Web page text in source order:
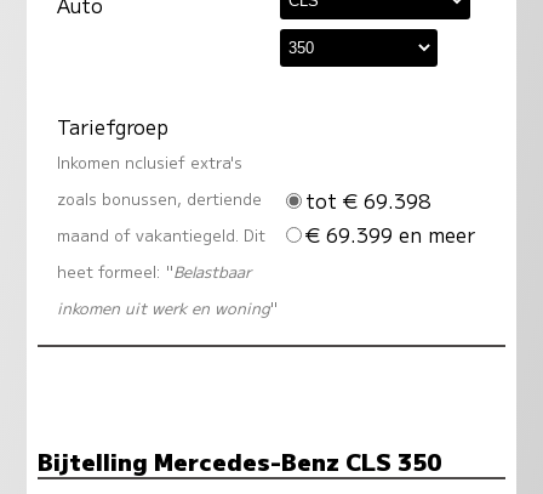
Tariefgroep
Inkomen nclusief extra's
zoals bonussen, dertiende
maand of vakantiegeld. Dit
heet formeel: "Belastbaar
inkomen uit werk en woning"
tot € 69.398
€ 69.399 en meer
Bijtelling Mercedes-Benz CLS 350